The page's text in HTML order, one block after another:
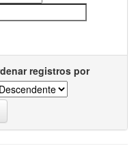
registros por